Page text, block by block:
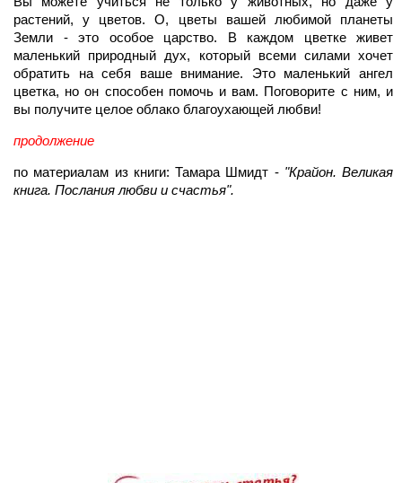
растений, у цветов. О, цветы вашей любимой планеты
Земли - это особое царство. В каждом цветке живет
маленький природный дух, который всеми силами хочет
обратить на себя ваше внимание. Это маленький ангел
цветка, но он способен помочь и вам. Поговорите с ним, и
вы получите целое облако благоухающей любви!
продолжение
по материалам из книги: Тамара Шмидт - "Крайон. Великая
книга. Послания любви и счастья".